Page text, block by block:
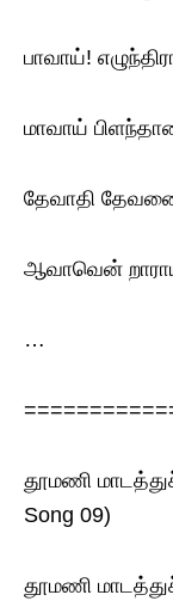
பாவாய்!
மாவாய்
தேவாதி
ஆவாவென்
…
தூமணி
Song 09)
தூமணி